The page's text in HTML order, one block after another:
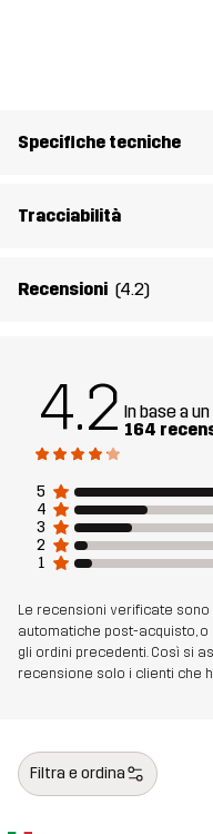
Numero di
Specifiche tecniche
Tracciabilità
Recensioni (4.2)
4.2 In base a
164
5
4
3
2
1
Le recensioni verificate
automatiche post-acquisto,
gli ordini precedenti. Così si
recensione solo i clienti che
Filtra e ordina